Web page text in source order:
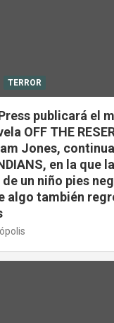
TERROR
publicará el
OFF THE
Jones,
en la que
un niño pies
algo también